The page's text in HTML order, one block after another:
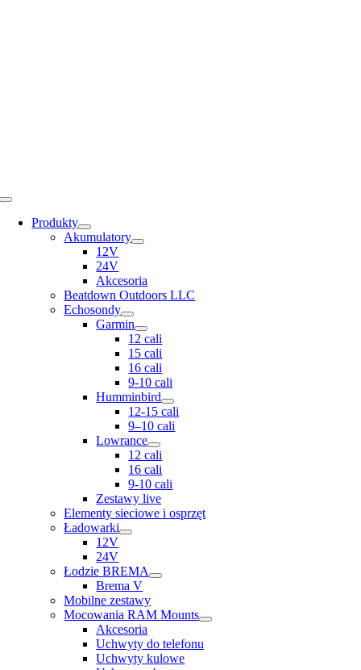
Toggle
NavigationProdukty
Akumulatory
12V
24V
Akcesoria
Beatdown Outdoors LLC
Echosondy
Garmin
12 cali
15 cali
16 cali
9-10 cali
Humminbird
12-15 cali
9–10 cali
Lowrance
12 cali
16 cali
9-10 cali
Zestawy live
Elementy sieciowe i osprzęt
Ładowarki
12V
24V
Łodzie BREMA
Brema V
Mobilne zestawy
Mocowania RAM Mounts
Akcesoria
Uchwyty do telefonu
Uchwyty kulowe